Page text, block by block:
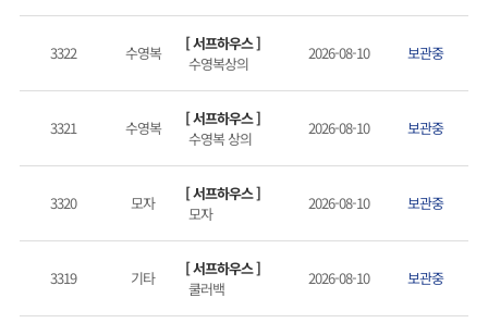
3322 수영복
[ 서프하우스 ]
수영복상의
2026-08-10 보관중
3321 수영복
[ 서프하우스 ]
수영복 상의
2026-08-10 보관중
3320 모자
[ 서프하우스 ]
모자
2026-08-10 보관중
3319 기타
[ 서프하우스 ]
쿨러백
2026-08-10 보관중